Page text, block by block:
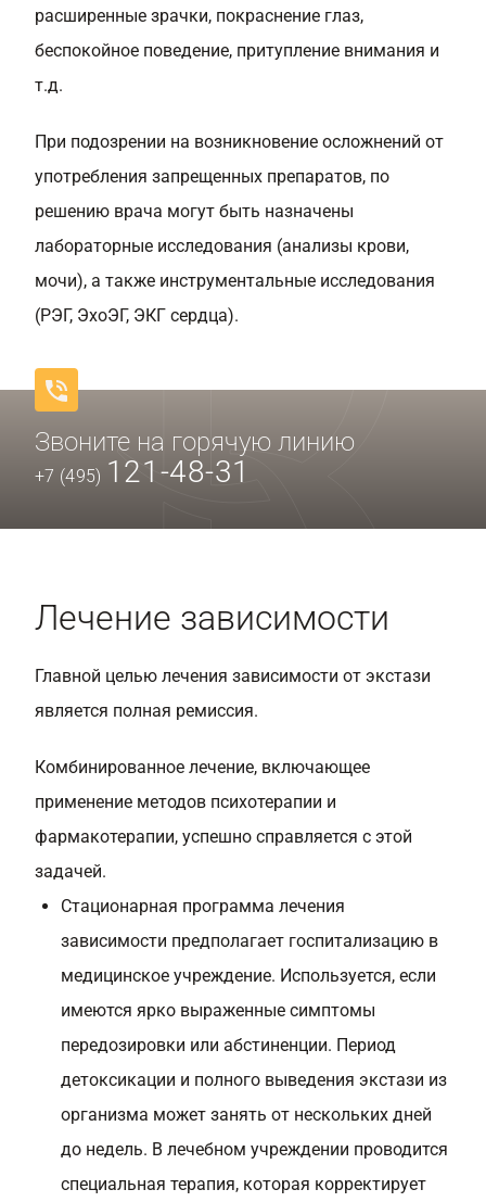
расширенные зрачки, покраснение глаз,
беспокойное поведение, притупление внимания и
т.д.
При подозрении на возникновение осложнений от
употребления запрещенных препаратов, по
решению врача могут быть назначены
лабораторные исследования (анализы крови,
мочи), а также инструментальные исследования
(РЭГ, ЭхоЭГ, ЭКГ сердца).
Звоните на горячую линию
+7 (495) 121-48-31
Лечение зависимости
Главной целью лечения зависимости от экстази
является полная ремиссия.
Комбинированное лечение, включающее
применение методов психотерапии и
фармакотерапии, успешно справляется с этой
задачей.
Стационарная программа лечения
зависимости предполагает госпитализацию в
медицинское учреждение. Используется, если
имеются ярко выраженные симптомы
передозировки или абстиненции. Период
детоксикации и полного выведения экстази из
организма может занять от нескольких дней
до недель. В лечебном учреждении проводится
специальная терапия, которая корректирует